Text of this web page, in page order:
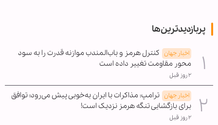
پربازدیدترین‌ها
اخبار جهان کنترل هرمز و باب‌المندب موازنه قدرت را به سود
محور مقاومت تغییر داده است
۲ روز قبل
اخبار جهان ترامپ: مذاکرات با ایران به‌خوبی پیش می‌رود؛ توافق
برای بازگشایی تنگه هرمز نزدیک است!
۲ روز قبل